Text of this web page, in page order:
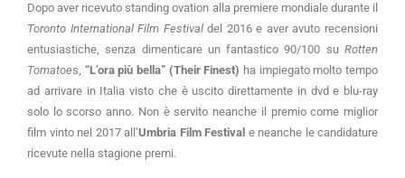
Dopo aver ricevuto standing ovation alla premiere mondiale durante il
Toronto International Film Festivaldel 2016 e aver avuto recensioni
entusiastiche, senza dimenticare un fantastico 90/100 su Rotten
Tomatoes, “L’ora più bella” (Their Finest) ha impiegato molto tempo
ad arrivare in Italia visto che è uscito direttamente in dvd e blu-ray
solo lo scorso anno. Non è servito neanche il premio come miglior
film vinto nel 2017 all’Umbria Film Festival e neanche le candidature
ricevute nella stagione premi.